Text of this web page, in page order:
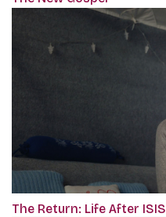
The Return: Life After ISIS